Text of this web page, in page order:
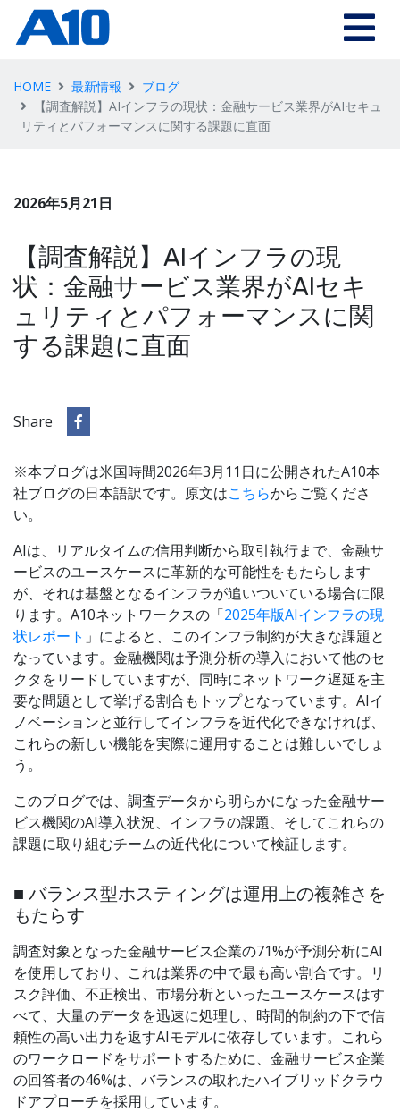
HOME 最新情報
ブログ
【調査解説】AIインフラの現状：金融サービス業界がAIセキュ
リティとパフォーマンスに関する課題に直面
2026年5月21日
【調査解説】AIインフラの現
状：金融サービス業界がAIセキ
ュリティとパフォーマンスに関
する課題に直面
Share
※本ブログは米国時間2026年3月11日に公開されたA10本
社ブログの日本語訳です。原文はこちらからご覧くださ
い。
AIは、リアルタイムの信用判断から取引執行まで、金融サ
ービスのユースケースに革新的な可能性をもたらします
が、それは基盤となるインフラが追いついている場合に限
ります。A10ネットワークスの「2025年版AIインフラの現
状レポート 」によると、このインフラ制約が大きな課題と
なっています。金融機関は予測分析の導入において他のセ
クタをリードしていますが、同時にネットワーク遅延を主
要な問題として挙げる割合もトップとなっています。AIイ
ノベーションと並行してインフラを近代化できなければ、
これらの新しい機能を実際に運用することは難しいでしょ
う。
このブログでは、調査データから明らかになった金融サー
ビス機関のAI導入状況、インフラの課題、そしてこれらの
課題に取り組むチームの近代化について検証します。
■ バランス型ホスティングは運用上の複雑さを
もたらす
調査対象となった金融サービス企業の71%が予測分析にAI
を使用しており、これは業界の中で最も高い割合です。リ
スク評価、不正検出、市場分析といったユースケースはす
べて、大量のデータを迅速に処理し、時間的制約の下で信
頼性の高い出力を返すAIモデルに依存しています。これら
のワークロードをサポートするために、金融サービス企業
の回答者の46%は、バランスの取れたハイブリッドクラウ
ドアプローチを採用しています。